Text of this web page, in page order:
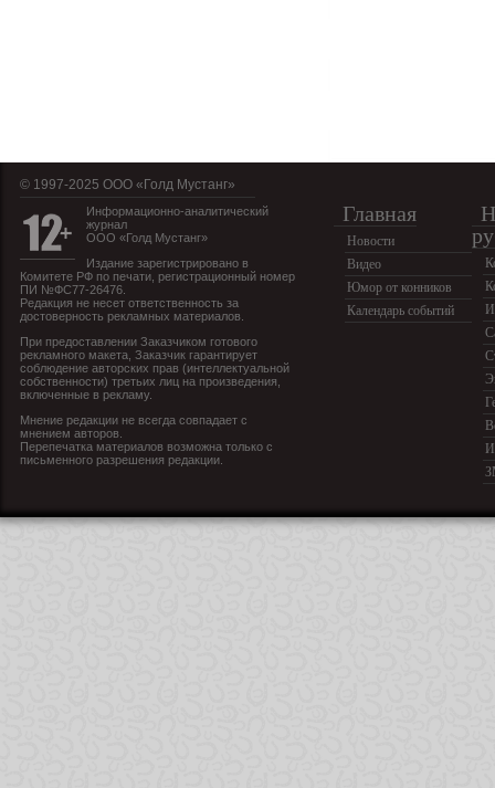
© 1997-2025 OOO «Голд Мустанг»
Информационно-аналитический
журнал
ООО «Голд Мустанг»
Издание зарегистрировано в
Комитете РФ по печати, регистрационный номер
ПИ №ФС77-26476.
Редакция не несет ответственность за
достоверность рекламных материалов.
При предоставлении Заказчиком готового
рекламного макета, Заказчик гарантирует
соблюдение авторских прав (интеллектуальной
собственности) третьих лиц на произведения,
включенные в рекламу.
Мнение редакции не всегда совпадает с
мнением авторов.
Перепечатка материалов возможна только с
письменного разрешения редакции.
Главная
Новости
Видео
Юмор от конников
Календарь событий